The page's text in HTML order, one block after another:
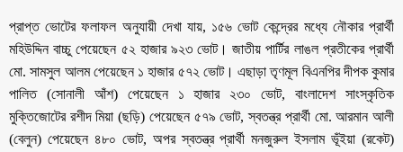
প্রাপ্ত ভোটের ফলাফল অনুযায়ী দেখা যায়, ১৫৬ ভোট কেন্দ্রের মধ্যে নৌকার প্রার্থী
মহিউদ্দিন বাচ্চু পেয়েছেন ৫২ হাজার ৯২৩ ভোট। জাতীয় পার্টির লাঙল প্রতীকের প্রার্থী
মো. সামসুল আলম পেয়েছেন ১ হাজার ৫৭২ ভোট। এছাড়া তৃণমূল বিএনপির দীপক কুমার
পালিত (সোনালী আঁশ) পেয়েছেন ১ হাজার ২৩০ ভোট, বাংলাদেশ সাংস্কৃতিক
মুক্তিজোটের রশীদ মিয়া (ছড়ি) পেয়েছেন ৫৭৯ ভোট, স্বতন্ত্র প্রার্থী মো. আরমান আলী
(বেলুন) পেয়েছেন ৪৮০ ভোট, অপর স্বতন্ত্র প্রার্থী মনজুরুল ইসলাম ভূঁইয়া (রকেট)